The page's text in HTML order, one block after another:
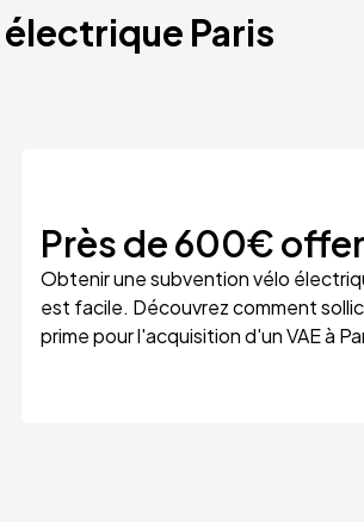
Paris
Près de600€
Obtenir une subvention vélo
est facile. Découvrez comment
prime pour l'acquisition d'un VAE à